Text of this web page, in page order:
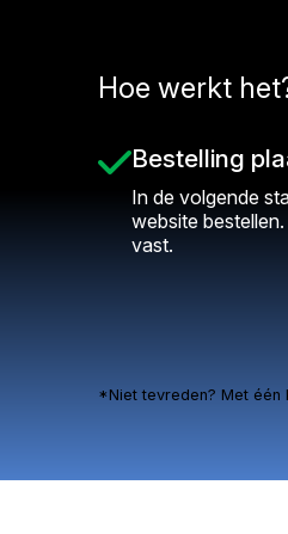
Hoe werkt
Bestelling
In de volgende
website
vast.
*Niet tevreden? Met één